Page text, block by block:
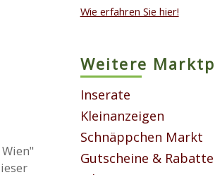
Wie erfahren Sie hier!
Weitere
Inserate
Kleinanzeigen
Schnäppchen Markt
Gutscheine & Rabatte